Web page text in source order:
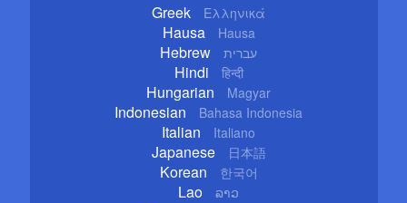
Greek Ελληνικά
Hausa Hausa
Hebrew עברית
Hindi हिन्दी
Hungarian Magyar
Indonesian Bahasa Indonesia
Italian Italiano
Japanese 日本語
Korean 한국어
Lao ລາວ